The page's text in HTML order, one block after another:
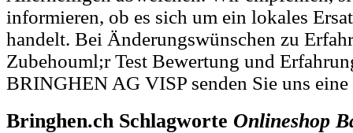
informieren, ob es sich um ein lokales
handelt. Bei Änderungswünschen zu
Zubehouml;r Test Bewertung und
BRINGHEN AG VISP senden Sie uns eine
Bringhen.ch Schlagworte Onlineshop